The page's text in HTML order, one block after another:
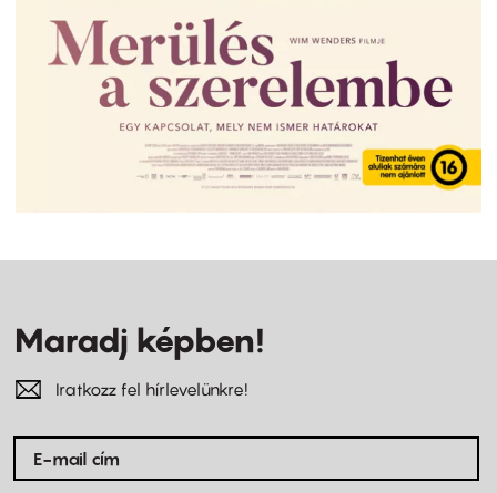
Maradj képben!
Iratkozz fel hírlevelünkre!